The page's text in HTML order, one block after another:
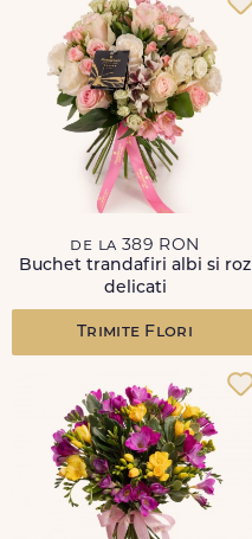
de la 389 RON
Buchet trandafiri albi si roz
delicati
Trimite Flori